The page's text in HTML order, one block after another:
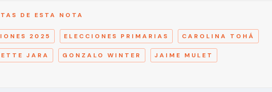
DE ESTA NOTA
2025 ELECCIONES PRIMARIAS CAROLINA TOHÁ
JARA GONZALO WINTER JAIME MULET